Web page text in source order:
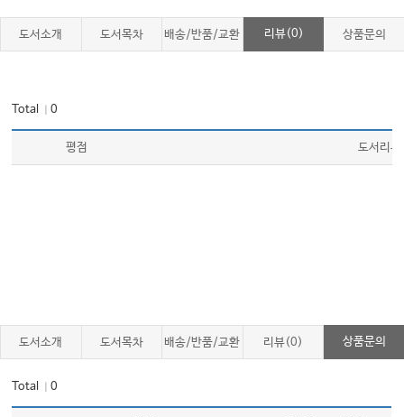
06: 구글 데스크톱 드라이브
09: 챗GPT의 활용
10: Atlas앱과 Muscle premium 앱 활용
17: 경비 계산
19: 네이버 메모의 활용
도서소개 도서목차 배송/반품/교환 리뷰(0) 상품문의
Total ｜0
평점 도서리뷰
도서소개 도서목차 배송/반품/교환 리뷰(0) 상품문의
Total ｜0